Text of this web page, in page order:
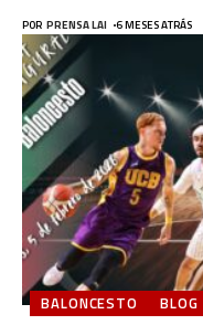
POR PRENSA LAI 6 MESES ATRÁS
BALONCESTO BLOG